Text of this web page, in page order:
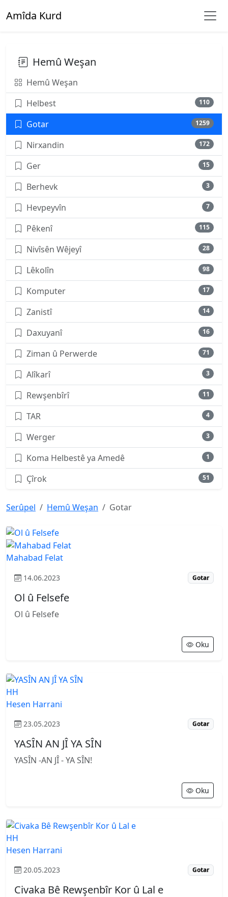
Amîda Kurd
Hemû Weşan
Hemû Weşan
Helbest
110
Gotar 1259
Nirxandin 172
Ger 15
Berhevk 3
Hevpeyvîn 7
Pêkenî 115
Nivîsên Wêjeyî 28
Lêkolîn 98
Komputer 17
Zanistî 14
Daxuyanî 16
Ziman û Perwerde 71
Alîkarî 3
Rewşenbîrî 11
TAR 4
Werger 3
Koma Helbestê ya Amedê 1
Çîrok 51
Serûpel Hemû Weşan Gotar
Mahabad Felat
14.06.2023 Gotar
Ol û Felsefe
Ol û Felsefe
Oku
HH
Hesen Harrani
23.05.2023 Gotar
YASÎN AN JÎ YA SÎN
YASÎN -AN JÎ - YA SÎN!
Oku
HH
Hesen Harrani
20.05.2023 Gotar
Civaka Bê Rewşenbîr Kor û Lal e